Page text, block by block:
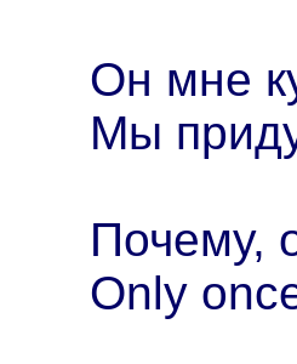
Он мне
Мы
Почему,
Only